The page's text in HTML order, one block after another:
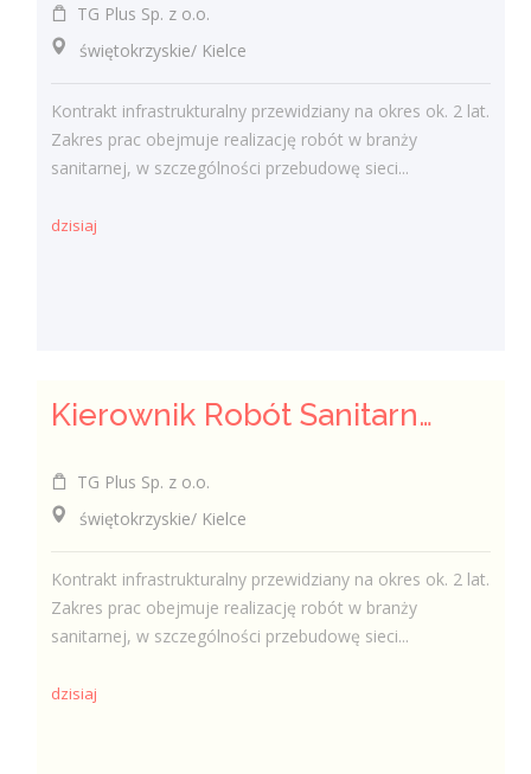
TG Plus Sp. z o.o.
świętokrzyskie/ Kielce
Kontrakt infrastrukturalny przewidziany na okres ok. 2 lat.
Zakres prac obejmuje realizację robót w branży
sanitarnej, w szczególności przebudowę sieci...
dzisiaj
Kierownik Robót Sanitarnych
TG Plus Sp. z o.o.
świętokrzyskie/ Kielce
Kontrakt infrastrukturalny przewidziany na okres ok. 2 lat.
Zakres prac obejmuje realizację robót w branży
sanitarnej, w szczególności przebudowę sieci...
dzisiaj